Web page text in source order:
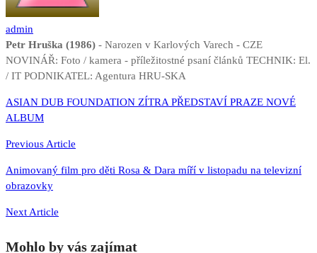
admin
Petr Hruška (1986) - Narozen v Karlových Varech - CZE
NOVINÁŘ: Foto / kamera - příležitostné psaní článků TECHNIK: El.
/ IT PODNIKATEL: Agentura HRU-SKA
Navigace
pro
příspěvek
ASIAN DUB FOUNDATION ZÍTRA PŘEDSTAVÍ PRAZE NOVÉ
ALBUM
Previous Article
Animovaný film pro děti Rosa & Dara míří v listopadu na televizní
obrazovky
Next Article
Mohlo by vás zajímat